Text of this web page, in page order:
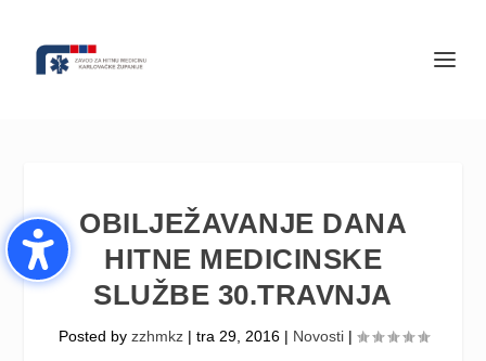
OBILJEŽAVANJE DANA
HITNE MEDICINSKE
SLUŽBE 30.TRAVNJA
Posted by zzhmkz| tra 29, 2016| Novosti|